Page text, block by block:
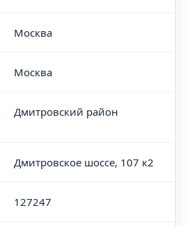
Москва
Москва
Дмитровский район
Дмитровское шоссе, 107 к2
127247